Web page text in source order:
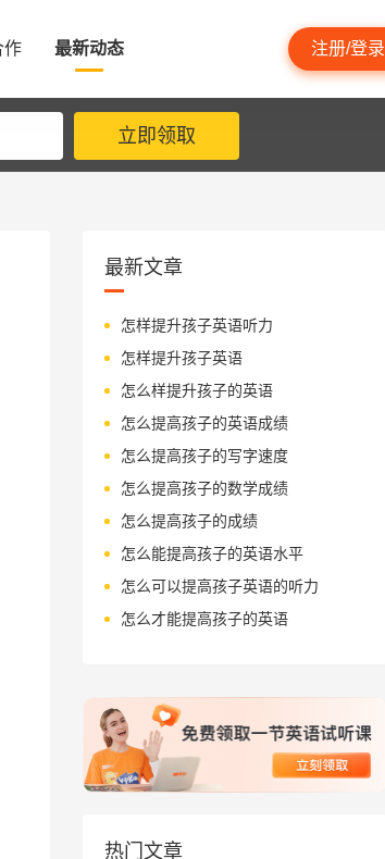
作 最新动态 注册/登录
立即领取
最新文章
怎样提升孩子英语听力
怎样提升孩子英语
怎么样提升孩子的英语
怎么提高孩子的英语成绩
怎么提高孩子的写字速度
怎么提高孩子的数学成绩
怎么提高孩子的成绩
怎么能提高孩子的英语水平
怎么可以提高孩子英语的听力
怎么才能提高孩子的英语
热门文章